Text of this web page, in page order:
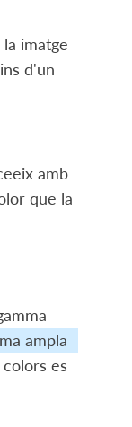
imatge
d'un
amb
que la
ampla
es